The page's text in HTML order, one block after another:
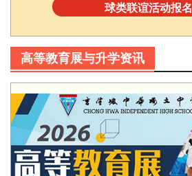
球类联谊活动报名
高等教育展与升学资讯